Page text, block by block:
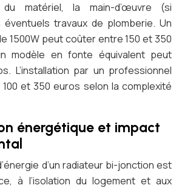
matériel, la main-d’œuvre (si
travaux de plomberie. Un
1500W peut coûter entre 150 et 350
modèle en fonte équivalent peut
L’installation par un professionnel
et 350 euros selon la complexité
énergétique et impact
d’un radiateur bi-jonction est
à l’isolation du logement et aux